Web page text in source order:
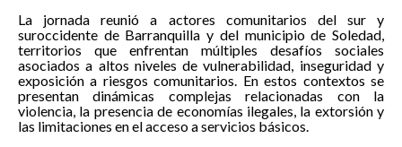
La jornada reunió a actores comunitarios del sur y
suroccidente de Barranquilla y del municipio de Soledad,
territorios que enfrentan múltiples desafíos sociales
asociados a altos niveles de vulnerabilidad, inseguridad y
exposición a riesgos comunitarios. En estos contextos se
presentan dinámicas complejas relacionadas con la
violencia, la presencia de economías ilegales, la extorsión y
las limitaciones en el acceso a servicios básicos.